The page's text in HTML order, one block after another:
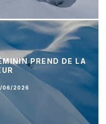
PREND DE LA
06/2026